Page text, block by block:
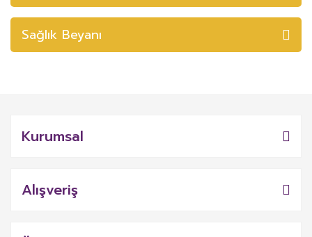
Sağlık Beyanı
Kurumsal
Alışveriş